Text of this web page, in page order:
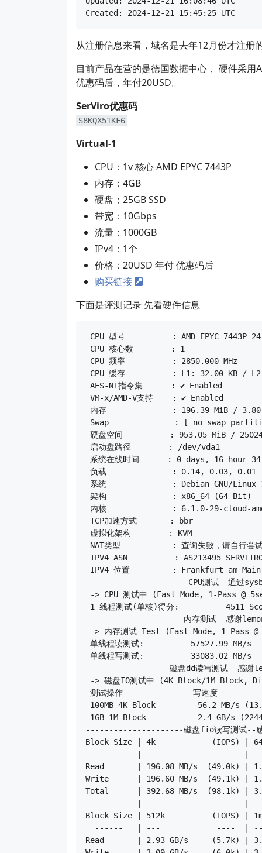
从注册信息来看，域名是去年12月份才注册
目前产品在营的是德国数据中心， 硬件采
优惠码后，年付20USD。
SerViro优惠码
S8KQX51KF6
Virtual-1
CPU：1v 核心 AMD EPYC 7443P
内存：4GB
硬盘；25GB SSD
带宽：10Gbps
流量：1000GB
IPv4：1个
价格：20USD 年付 优惠码后
购买链接
下面是评测记录 先看硬件信息
CPU 型号          : AMD EPYC 7443P
CPU 核心数        : 1
CPU 频率          : 2850.000 MHz
CPU 缓存          : L1: 32.00 KB / L2:
AES-NI指令集      : ✔ Enabled
VM-x/AMD-V支持    : ✔ Enabled
内存              : 196.39 MiB / 3.80
Swap              : [ no swap
硬盘空间          : 953.05 MiB /
启动盘路径        : /dev/vda1
系统在线时间      : 0 days, 16 hour 34
负载              : 0.14, 0.03, 0.01
系统              : Debian GNU/Linux
架构              : x86_64 (64 Bit)
内核              : 6.1.0-29-cloud-
TCP加速方式       : bbr
虚拟化架构        : KVM
NAT类型           : 查询失败，请自行
IPV4 ASN          : AS213495
IPV4 位置         : Frankfurt am Main
----------------------CPU测试--通过
-> CPU 测试中 (Fast Mode, 1-Pass @
1 线程测试(单核)得分:          4511
---------------------内存测试--感谢
-> 内存测试 Test (Fast Mode, 1-Pass
单线程读测试:          57527.99 MB/s
单线程写测试:          33083.02 MB/s
------------------磁盘dd读写测试--感
-> 磁盘IO测试中 (4K Block/1M Block,
测试操作               写速度
100MB-4K Block         56.2 MB/s
1GB-1M Block           2.4 GB/s
---------------------磁盘fio读写测试--
Block Size | 4k            (IOPS) |
------   | ---            ----  |
Read       | 196.08 MB/s  (49.0k) |
Write      | 196.60 MB/s  (49.1k) |
Total      | 392.68 MB/s  (98.1k) |
           |                      |
Block Size | 512k          (IOPS) |
------   | ---            ----  |
Read       | 2.93 GB/s     (5.7k) |